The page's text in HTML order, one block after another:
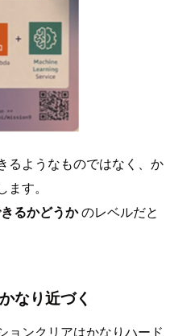
るようなものではなく、か
す。
るかどうかのレベルだと
なり近づく
ョンクリアはかなりハード